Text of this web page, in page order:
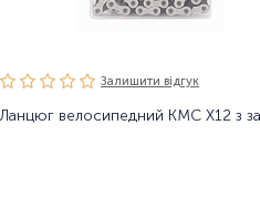
Залишити вiдгук